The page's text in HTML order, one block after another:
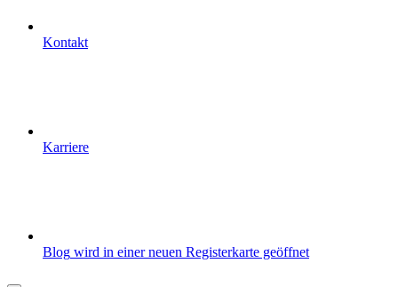
Kontakt
Karriere
Blog wird in einer neuen Registerkarte geöffnet